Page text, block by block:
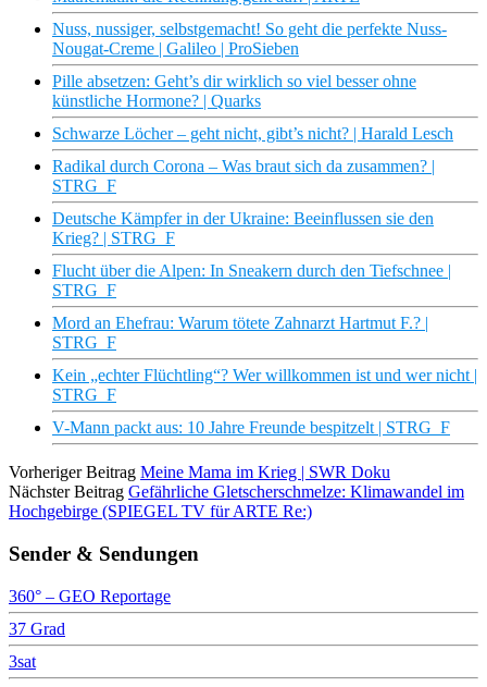
Nuss, nussiger, selbstgemacht! So geht die perfekte Nuss-
Nougat-Creme | Galileo | ProSieben
Pille absetzen: Geht’s dir wirklich so viel besser ohne
künstliche Hormone? | Quarks
Schwarze Löcher – geht nicht, gibt’s nicht? | Harald Lesch
Radikal durch Corona – Was braut sich da zusammen? |
STRG_F
Deutsche Kämpfer in der Ukraine: Beeinflussen sie den
Krieg? | STRG_F
Flucht über die Alpen: In Sneakern durch den Tiefschnee |
STRG_F
Mord an Ehefrau: Warum tötete Zahnarzt Hartmut F.? |
STRG_F
Kein „echter Flüchtling“? Wer willkommen ist und wer nicht |
STRG_F
V-Mann packt aus: 10 Jahre Freunde bespitzelt | STRG_F
Vorheriger Beitrag Meine Mama im Krieg | SWR Doku
Nächster Beitrag Gefährliche Gletscherschmelze: Klimawandel im
Hochgebirge (SPIEGEL TV für ARTE Re:)
Sender & Sendungen
360° – GEO Reportage
37 Grad
3sat